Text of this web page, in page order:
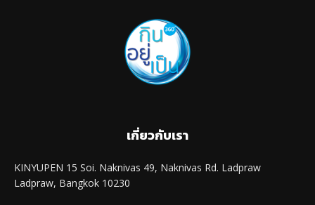
เกี่ยวกับเรา
KINYUPEN 15 Soi. Naknivas 49, Naknivas Rd. Ladpraw
Ladpraw, Bangkok 10230